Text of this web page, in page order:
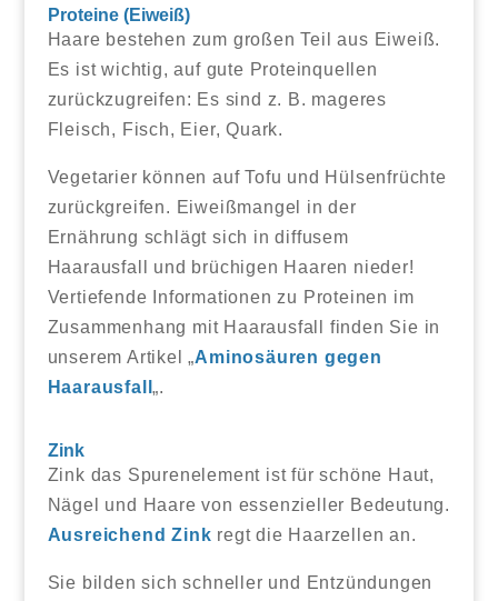
Proteine (Eiweiß)
Haare bestehen zum großen Teil aus Eiweiß.
Es ist wichtig, auf gute Proteinquellen
zurückzugreifen: Es sind z. B. mageres
Fleisch, Fisch, Eier, Quark.
Vegetarier können auf Tofu und Hülsenfrüchte
zurückgreifen. Eiweißmangel in der
Ernährung schlägt sich in diffusem
Haarausfall und brüchigen Haaren nieder!
Vertiefende Informationen zu Proteinen im
Zusammenhang mit Haarausfall finden Sie in
unserem Artikel „Aminosäuren gegen
Haarausfall„.
Zink
Zink das Spurenelement ist für schöne Haut,
Nägel und Haare von essenzieller Bedeutung.
Ausreichend Zink regt die Haarzellen an.
Sie bilden sich schneller und Entzündungen